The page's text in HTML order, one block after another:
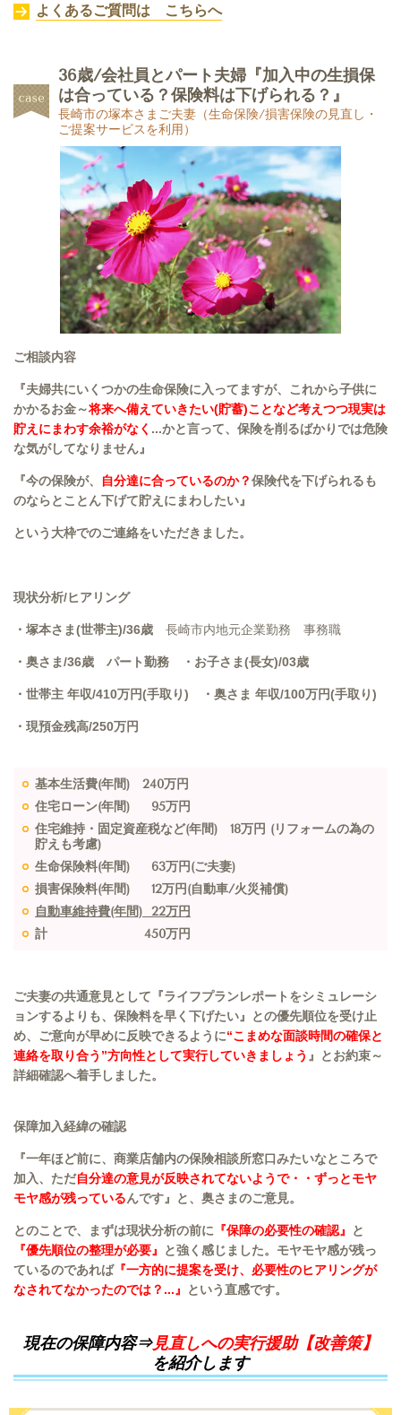
よくあるご質問は こちらへ
36歳/会社員とパート夫婦『加入中の生損保
は合っている？保険料は下げられる？』
長崎市の塚本さまご夫妻（生命保険/損害保険の見直し・
ご提案サービスを利用）
ご相談内容
『夫婦共にいくつかの生命保険に入ってますが、これから子供に
かかるお金～将来へ備えていきたい(貯蓄)ことなど考えつつ現実は
貯えにまわす余裕がなく ...かと言って、保険を削るばかりでは危険
な気がしてなりません』
『今の保険が、 自分達に合っているのか？保険代を下げられるも
のならとことん下げて貯えにまわしたい』
という大枠でのご連絡をいただきました。
現状分析/ヒアリング
・塚本さま(世帯主)/36歳 長崎市内地元企業勤務 事務職
・奥さま/36歳 パート勤務 ・お子さま(長女)/03歳
・世帯主 年収/410万円(手取り) ・奥さま 年収/100万円(手取り)
・現預金残高/250万円
基本生活費(年間) 240万円
住宅ローン(年間) 95万円
住宅維持・固定資産税など(年間) 18万円 (リフォームの為の
貯えも考慮)
生命保険料(年間) 63万円(ご夫妻)
損害保険料(年間) 12万円(自動車/火災補償)
自動車維持費(年間) 22万円
計 450万円
ご夫妻の共通意見として『ライフプランレポートをシミュレーシ
ョンするよりも、保険料を早く下げたい』との優先順位を受け止
め、ご意向が早めに反映できるように“こまめな面談時間の確保と
連絡を取り合う”方向性として実行していきましょう 』とお約束～
詳細確認へ着手しました。
保障加入経緯の確認
『一年ほど前に、商業店舗内の保険相談所窓口みたいなところで
加入、ただ自分達の意見が反映されてないようで・・ずっとモヤ
モヤ感が残っているんです』と、奥さまのご意見。
とのことで、まずは現状分析の前に 『保障の必要性の確認』
と
『優先順位の整理が必要』
と強く感じました。モヤモヤ感が残っ
ているのであれば『一方的に提案を受け、必要性のヒアリングが
なされてなかったのでは？...』
という直感です。
現在の保障内容⇒見直しへの実行援助【改善策】
を紹介します